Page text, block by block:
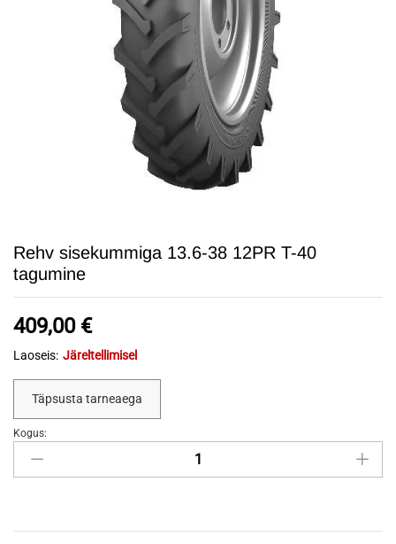
Rehv sisekummiga 13.6-38 12PR T-40
tagumine
409,00 €
Laoseis: Järeltellimisel
Täpsusta tarneaega
Rehv
sisekummiga
12PR
Kogus: